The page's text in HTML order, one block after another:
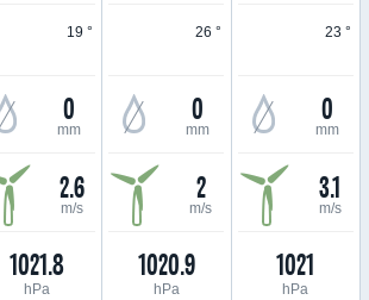
19 °
0
mm
2.6
m/s
1021.8
hPa
26 °
0
mm
2
m/s
1020.9
hPa
23 °
0
mm
3.1
m/s
1021
hPa